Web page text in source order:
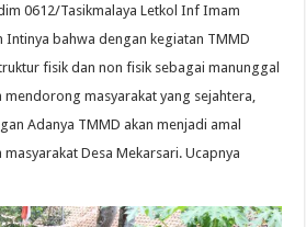
0612/Tasikmalaya Letkol Inf Imam
Intinya bahwa dengan kegiatan TMMD
fisik dan non fisik sebagai manunggal
masyarakat yang sejahtera,
Adanya TMMD akan menjadi amal
Desa Mekarsari. Ucapnya